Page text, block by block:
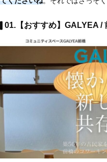
01.【おすすめ】GALYEA /